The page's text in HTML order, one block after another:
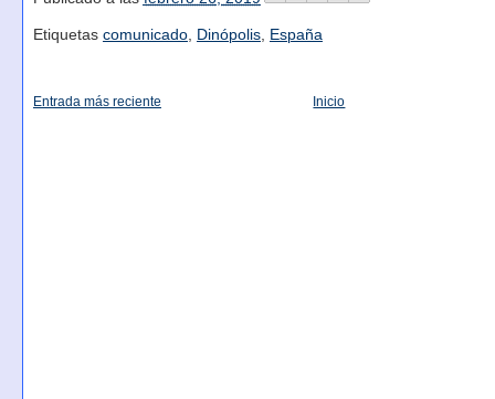
Etiquetas comunicado, Dinópolis, España
Entrada más reciente Inicio